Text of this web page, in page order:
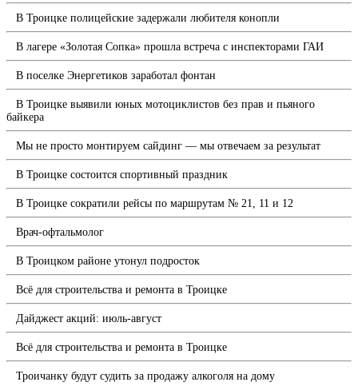
В Троицке полицейские задержали любителя конопли
В лагере «Золотая Сопка» прошла встреча с инспекторами ГАИ
В поселке Энергетиков заработал фонтан
В Троицке выявили юных мотоциклистов без прав и пьяного
байкера
Мы не просто монтируем сайдинг — мы отвечаем за результат
В Троицке состоится спортивный праздник
В Троицке сократили рейсы по маршрутам № 21, 11 и 12
Врач-офтальмолог
В Троицком районе утонул подросток
Всё для строительства и ремонта в Троицке
Дайджест акций: июль-август
Всё для строительства и ремонта в Троицке
Троичанку будут судить за продажу алкоголя на дому